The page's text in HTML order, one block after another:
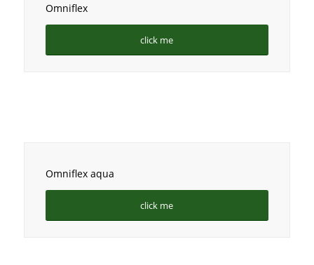
Omniflex
click me
Omniflex aqua
click me